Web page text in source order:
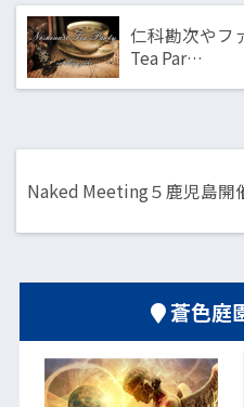
仁科勘次やフ
Tea Par…
Naked Meeting５鹿児島開
蒼色庭